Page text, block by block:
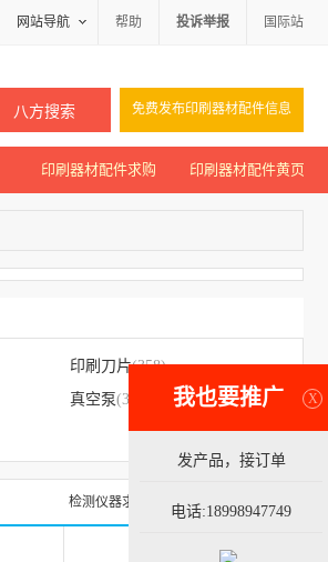
网站导航 帮助 投诉举报 国际站
免费发布印刷器材配件信息
印刷器材配件黄页
印刷器材配件求购
印刷刀片(358)
真空泵(313)
检测仪器求购信息 检测仪器黄页
X
我也要推广
发产品，接订单
电话:18998947749